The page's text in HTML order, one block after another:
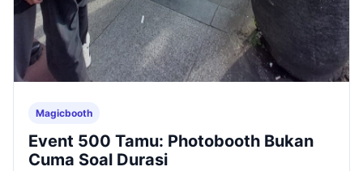
Magicbooth
Event 500 Tamu: Photobooth Bukan
Cuma Soal Durasi